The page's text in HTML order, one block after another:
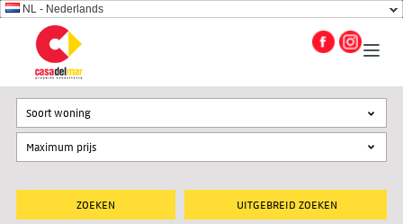
NL - Nederlands
UITGEBREID ZOEKEN
Soort woning